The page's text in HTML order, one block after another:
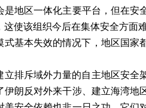
是地区一体化主要平台，但在
这使该组织今后在集体安全方面
式基本失效的情况下，地区国家
立排斥域外力量的自主地区安全
伊朗反对外来干涉、建立海湾